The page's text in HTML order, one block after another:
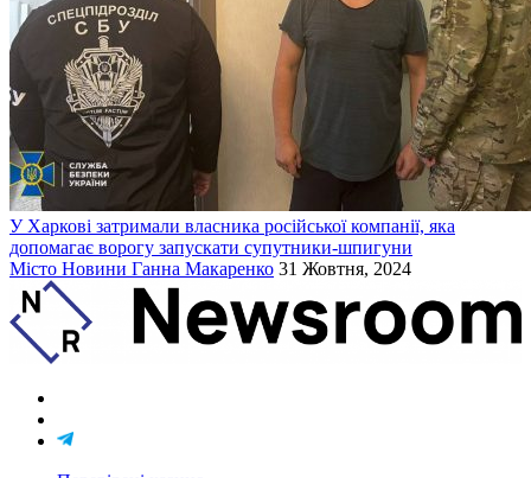
У Харкові затримали власника російської компанії, яка
допомагає ворогу запускати супутники-шпигуни
Місто Новини Ганна Макаренко 31 Жовтня, 2024